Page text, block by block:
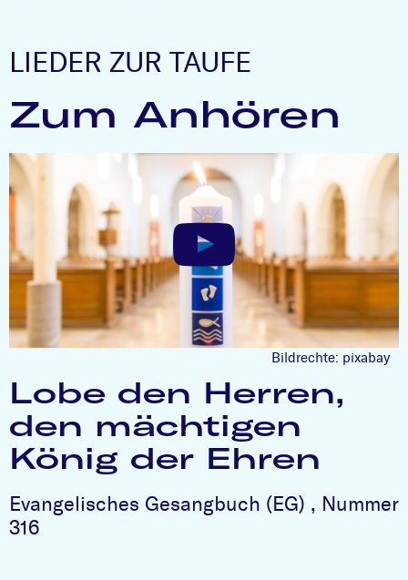
LIEDER ZUR TAUFE
Zum Anhören
Bildrechte: pixabay
Lobe den Herren,
den mächtigen
König der Ehren
Evangelisches Gesangbuch (EG) , Nummer
316